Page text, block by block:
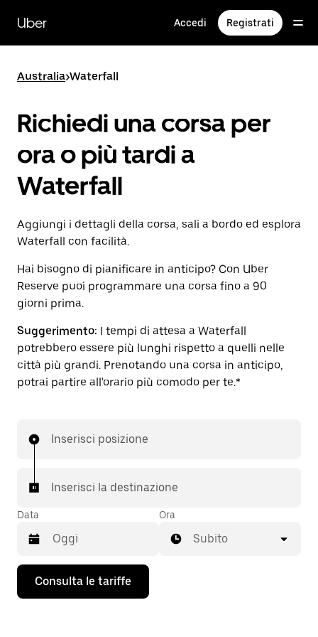
contenuto
principale
Uber Accedi Registrati
Australia>Waterfall
Richiedi una corsa per
ora o più tardi a
Waterfall
Aggiungi i dettagli della corsa, sali a bordo ed esplora
Waterfall con facilità.
Hai bisogno di pianificare in anticipo? Con Uber
Reserve puoi programmare una corsa fino a 90
giorni prima.
Suggerimento: I tempi di attesa a Waterfall
potrebbero essere più lunghi rispetto a quelli nelle
città più grandi. Prenotando una corsa in anticipo,
potrai partire all'orario più comodo per te.*
Inserisci posizione
Inserisci la destinazione
Data
Utilizza
tasto
Ora
Subito
Consulta le tariffe